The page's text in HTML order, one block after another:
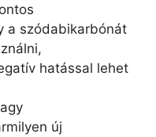
a szódabikarbónát
hatással lehet
új